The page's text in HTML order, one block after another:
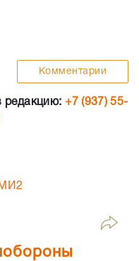
Комментарии
редакцию: +7 (937) 55-